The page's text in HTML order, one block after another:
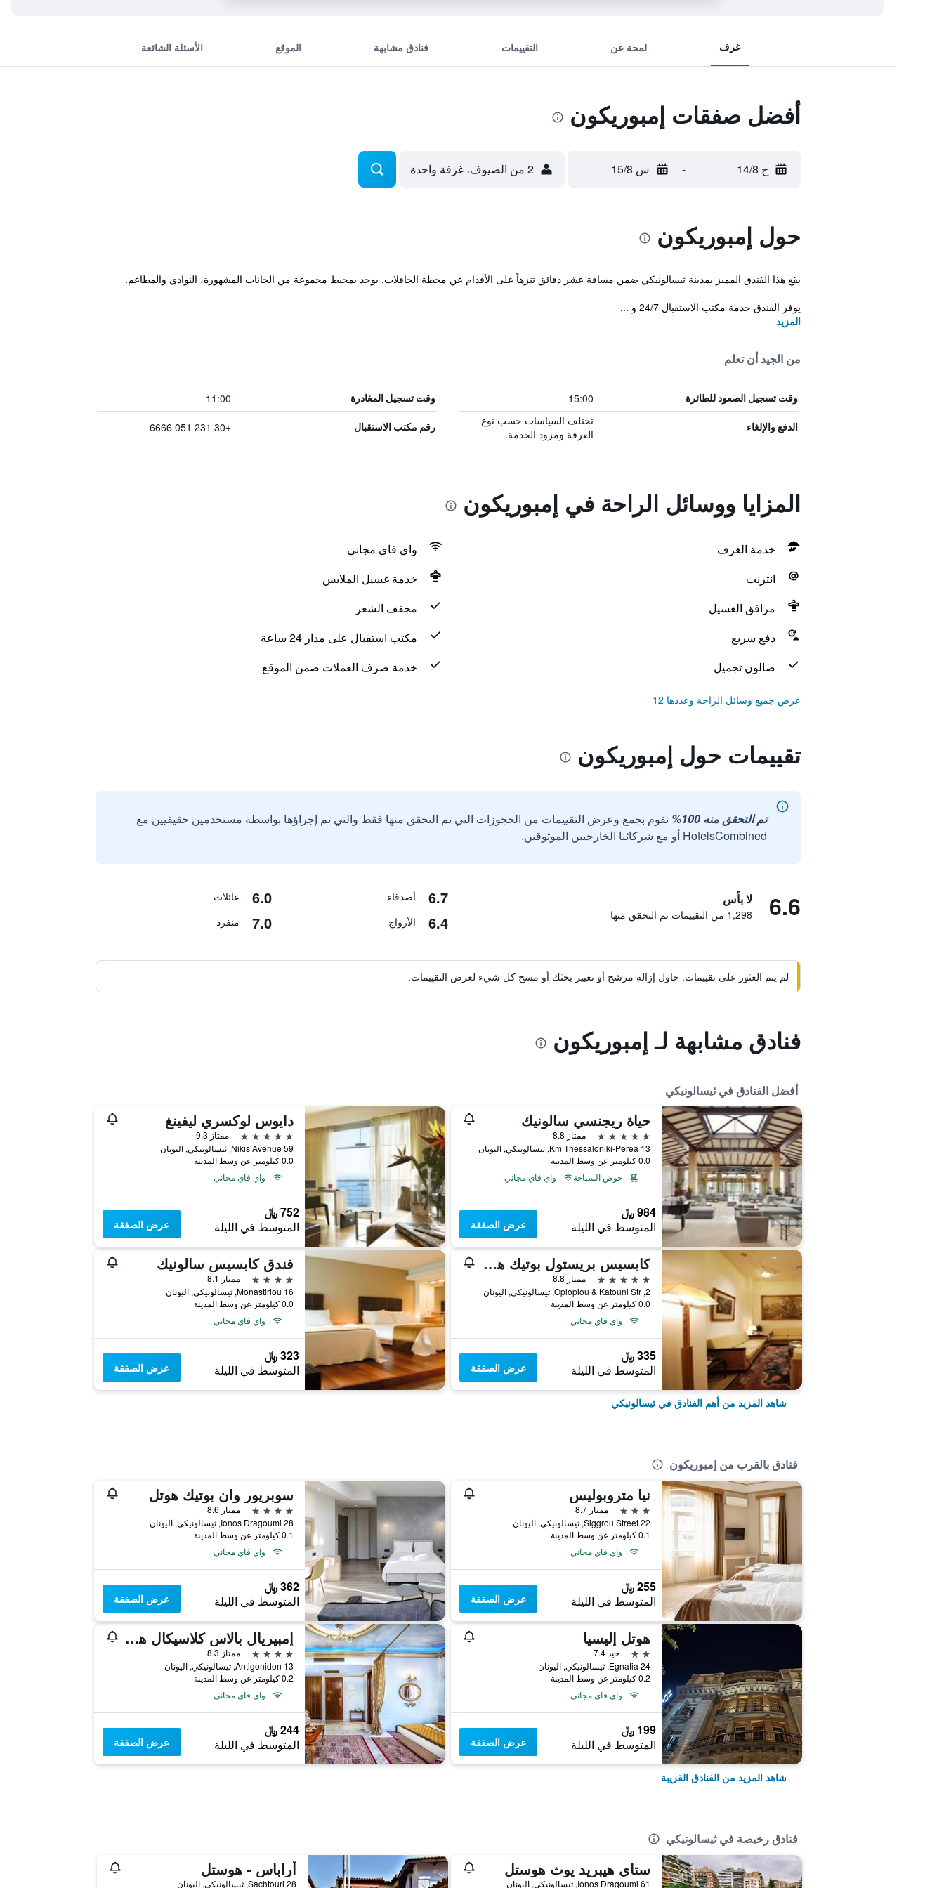
غرف لمحة عن التقييمات فنادق مشابهة الموقع الأسئلة الشائعة
أفضل صفقات إمبوريكون
ج 14/8 - س 15/8 2 من الضيوف، غرفة واحدة
حول إمبوريكون
يقع هذا الفندق المميز بمدينة ثيسالونيكي ضمن مسافة عشر دقائق تنزهاً على الأقدام عن محطة الحافلات. يوجد بمحيط مجموعة من الحانات المشهورة، النوادي والمطاعم.
يوفر الفندق خدمة مكتب الاستقبال 24/7 و ...
المزيد
من الجيد أن تعلم
وقت تسجيل الصعود للطائرة 15:00 وقت تسجيل المغادرة 11:00
الدفع والإلغاء
تختلف السياسات حسب نوع
الغرفة ومزود الخدمة.
رقم مكتب الاستقبال +30 231 051 6666
المزايا ووسائل الراحة في إمبوريكون
خدمة الغرف
واي فاي مجاني
انترنت
خدمة غسيل الملابس
مرافق الغسيل
مجفف الشعر
دفع سريع
مكتب استقبال على مدار 24 ساعة
صالون تجميل
خدمة صرف العملات ضمن الموقع
عرض جميع وسائل الراحة وعددها 12
تقييمات حول إمبوريكون
تم التحقق منه 100%
نقوم بجمع وعرض التقييمات من الحجوزات التي تم التحقق منها فقط والتي تم إجراؤها بواسطة مستخدمين حقيقيين مع
HotelsCombined أو مع شركائنا الخارجيين الموثوقين.
6.6 لا بأس
1,298 من التقييمات تم التحقق منها
6.7 أصدقاء 6.0 عائلات
6.4 الأزواج 7.0 منفرد
لم يتم العثور على تقييمات. حاول إزالة مرشح أو تغيير بحثك أو مسح كل شيء لعرض التقييمات.
فنادق مشابهة لـ إمبوريكون
أفضل الفنادق في ثيسالونيكي
حياة ريجنسي سالونيك
5 نجوم
ممتاز 8.8
13 Km Thessaloniki-Perea, ثيسالونيكي, اليونان
0.0 كيلومتر عن وسط المدينة
حوض السباحة
واي فاي مجاني
984 ﷼
المتوسط في الليلة عرض الصفقة
دايوس لوكسري ليفينغ
5 نجوم
ممتاز 9.3
Nikis Avenue 59, ثيسالونيكي, اليونان
0.0 كيلومتر عن وسط المدينة
واي فاي مجاني
752 ﷼
المتوسط في الليلة عرض الصفقة
كابسيس بريستول بوتيك هوتل
5 نجوم
ممتاز 8.8
2, Oplopiou & Katouni Str, ثيسالونيكي, اليونان
0.0 كيلومتر عن وسط المدينة
واي فاي مجاني
335 ﷼
المتوسط في الليلة عرض الصفقة
فندق كابسيس سالونيك
4 نجوم
ممتاز 8.1
16 Monastiriou, ثيسالونيكي, اليونان
0.0 كيلومتر عن وسط المدينة
واي فاي مجاني
323 ﷼
المتوسط في الليلة عرض الصفقة
شاهد المزيد من أهم الفنادق في ثيسالونيكي
فنادق بالقرب من إمبوريكون
نيا متروبوليس
3 نجوم
ممتاز 8.7
22 Siggrou Street, ثيسالونيكي, اليونان
0.1 كيلومتر عن وسط المدينة
واي فاي مجاني
255 ﷼
المتوسط في الليلة عرض الصفقة
سوبريور وان بوتيك هوتل
4 نجوم
ممتاز 8.6
Ionos Dragoumi 28, ثيسالونيكي, اليونان
0.1 كيلومتر عن وسط المدينة
واي فاي مجاني
362 ﷼
المتوسط في الليلة عرض الصفقة
هوتل إليسيا
2 نجمتين
جيد 7.4
Egnatia 24, ثيسالونيكي, اليونان
0.2 كيلومتر عن وسط المدينة
واي فاي مجاني
199 ﷼
المتوسط في الليلة عرض الصفقة
إمبيريال بالاس كلاسيكال هوتل ثيسالونيكي
4 نجوم
ممتاز 8.3
13 Antigonidon, ثيسالونيكي, اليونان
0.2 كيلومتر عن وسط المدينة
واي فاي مجاني
244 ﷼
المتوسط في الليلة عرض الصفقة
شاهد المزيد من الفنادق القريبة
فنادق رخيصة في ثيسالونيكي
ستاي هيبريد يوث هوستل
Ionos Dragoumi 61, ثيسالونيكي, اليونان
أراباس - هوستل
Sachtouri 28, ثيسالونيكي, اليونان